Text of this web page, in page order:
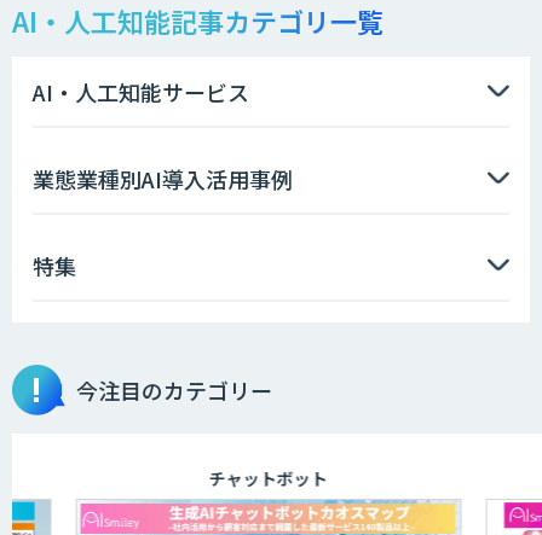
AI・人工知能記事カテゴリ一覧
AI・人工知能サービス
業態業種別AI導入活用事例
特集
今注目のカテゴリー
チャットボット